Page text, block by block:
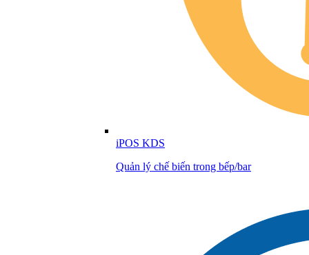
iPOS KDS
Quản lý chế biến trong bếp/bar